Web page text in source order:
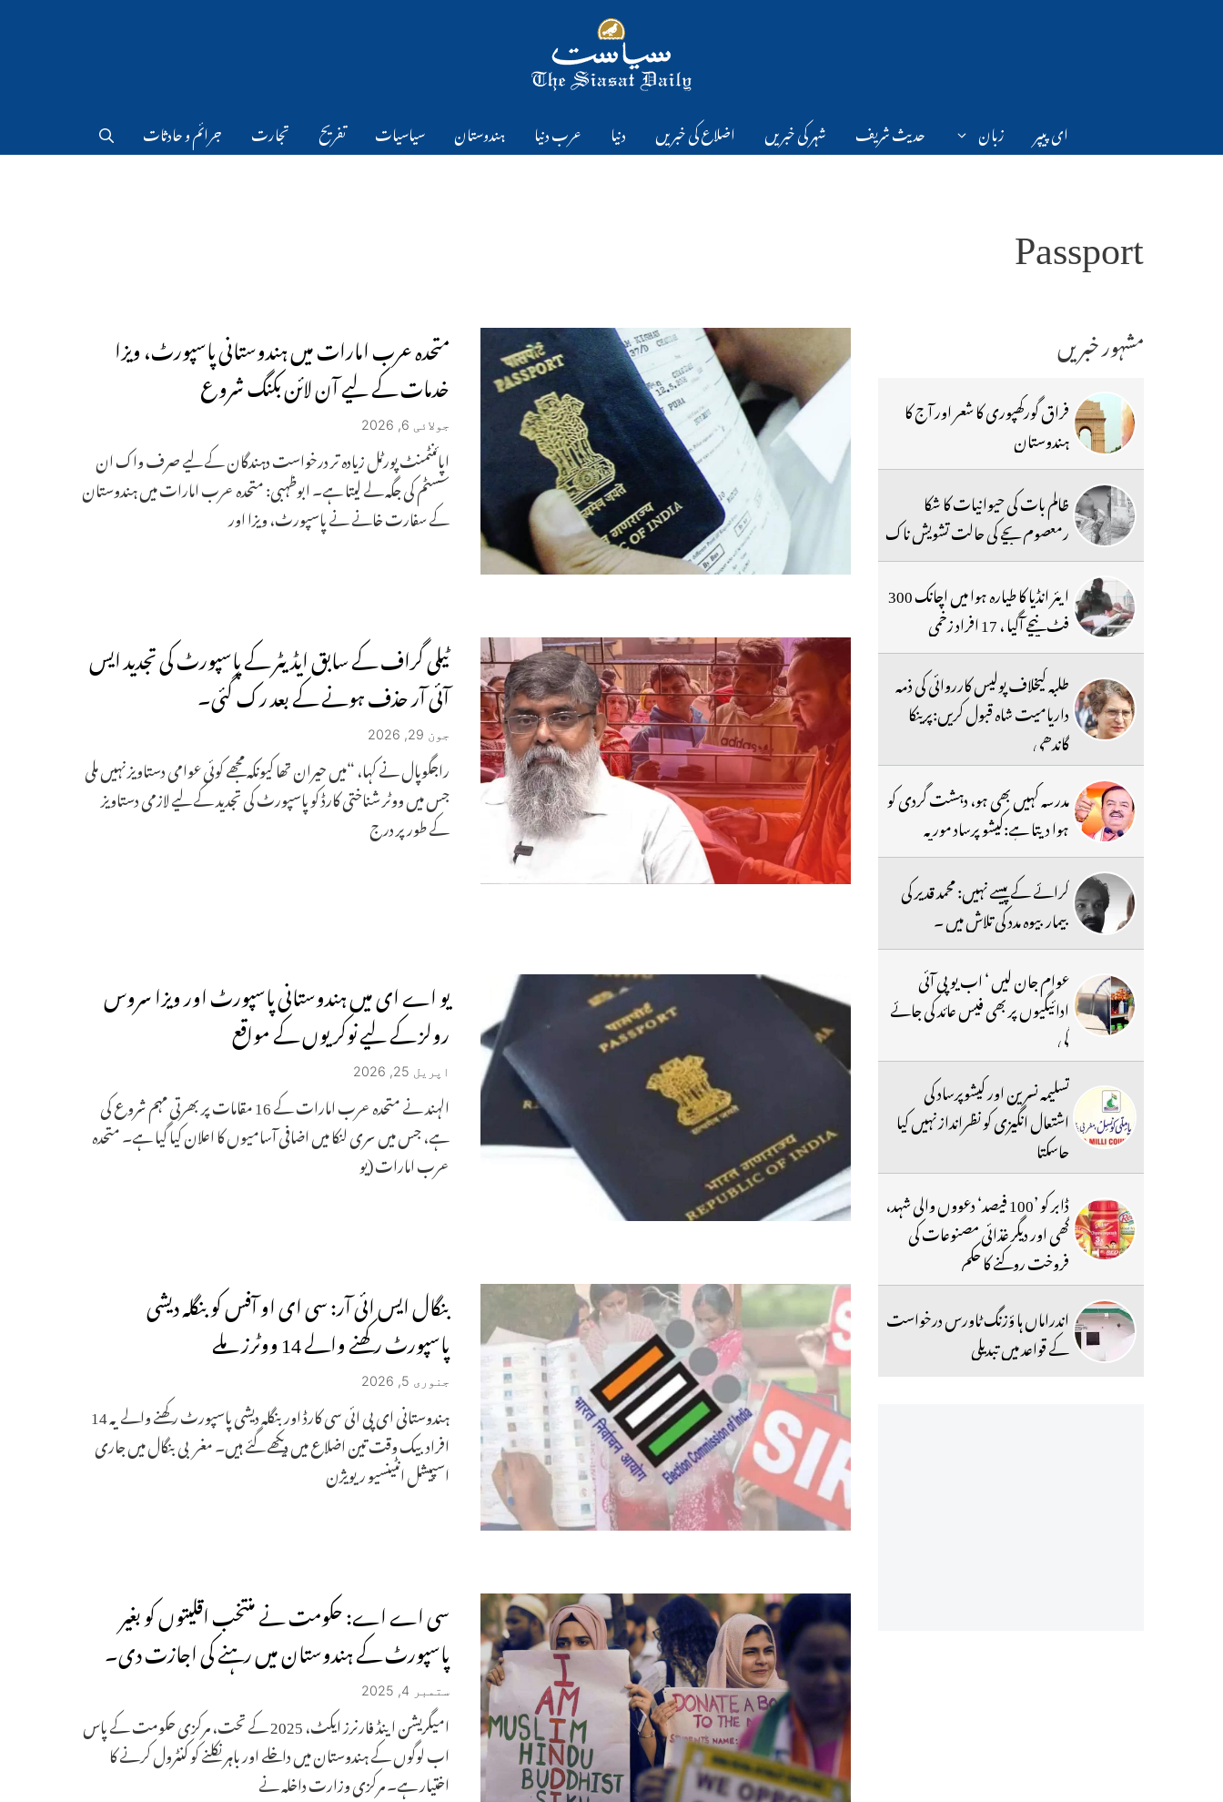
ای پیپر زبان حدیث شریف شہر کی خبریں اضلاع کی خبریں دنیا عرب دنیا ہندوستان سیاسیات تفریح تجارت جرائم و حادثات
Passport
متحدہ عرب امارات میں ہندوستانی پاسپورٹ، ویزا
خدمات کے لیے آن لائن بکنگ شروع
جولائی 6, 2026
اپائنٹمنٹ پورٹل زیادہ تر درخواست دہندگان کے لیے صرف واک ان
سسٹم کی جگہ لے لیتا ہے۔ ابوظہبی: متحدہ عرب امارات میں ہندوستان
کے سفارت خانے نے پاسپورٹ، ویزا اور
ٹیلی گراف کے سابق ایڈیٹر کے پاسپورٹ کی تجدید ایس
آئی آر حذف ہونے کے بعد رک گئی۔
جون 29, 2026
راجگوپال نے کہا، “میں حیران تھا کیونکہ مجھے کوئی عوامی دستاویز نہیں ملی
جس میں ووٹر شناختی کارڈ کو پاسپورٹ کی تجدید کے لیے لازمی دستاویز
کے طور پر درج
یو اے ای میں ہندوستانی پاسپورٹ اور ویزا سروس
رولز کے لیے نوکریوں کے مواقع
اپریل 25, 2026
الہند نے متحدہ عرب امارات کے 16 مقامات پر بھرتی مہم شروع کی
ہے، جس میں سری لنکا میں اضافی آسامیوں کا اعلان کیا گیا ہے۔ متحدہ
عرب امارات (یو
بنگال ایس ائی آر: سی ای او آفس کو بنگلہ دیشی
پاسپورٹ رکھنے والے 14 ووٹرز ملے
جنوری 5, 2026
ہندوستانی ای پی ائی سی کارڈ اور بنگلہ دیشی پاسپورٹ رکھنے والے یہ 14
افراد بیک وقت تین اضلاع میں دیکھے گئے ہیں۔ مغربی بنگال میں جاری
اسپیشل انٹینسیو ریویژن
سی اے اے: حکومت نے منتخب اقلیتوں کو بغیر
پاسپورٹ کے ہندوستان میں رہنے کی اجازت دی۔
ستمبر 4, 2025
امیگریشن اینڈ فارنرز ایکٹ، 2025 کے تحت، مرکزی حکومت کے پاس
اب لوگوں کے ہندوستان میں داخلے اور باہر نکلنے کو کنٹرول کرنے کا
اختیار ہے۔ مرکزی وزارت داخلہ نے
مشہور خبریں
فراق گورکھپوری کا شعر اور آج کا
ہندوستان
ظالم بات کی حیوانیات کا شکا
رمعصوم بچے کی حالت تشویش ناک
ایئر انڈیا کا طیارہ ہوا میں اچانک 300
فٹ نیچے آگیا ، 17 افراد زخمی
طلبہ کیخلاف پولیس کارروائی کی ذمہ
داریامیت شاہ قبول کریں:پرینکا
گاندھی
مدرسہ کہیں بھی ہو، دہشت گردی کو
ہوا دیتا ہے:کیشو پرساد موریہ
کرائے کے پیسے نہیں: محمد قدیر کی
بیمار بیوہ مدد کی تلاش میں ۔
عوام جان لیں ‘ اب یو پی آئی
ادائیگیوں پر بھی فیس عائد کی جائے
گی
تسلیمہ نسرین اور کیشوپرساد کی
اشتعال انگیزی کو نظرانداز نہیں کیا
جاسکتا
ڈابر کو ’100 فیصد‘ دعووں والی شہد،
گھی اور دیگر غذائی مصنوعات کی
فروخت روکنے کا حکم
اندراماں ہا ؤزنگ ٹاورس درخواست
کے قواعد میں تبدیلی